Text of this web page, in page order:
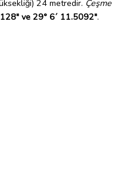
24 metredir. Çeşme
ve 29° 6´ 11.5092".